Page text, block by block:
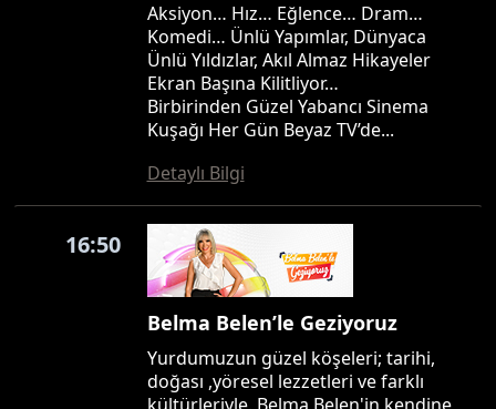
Aksiyon… Hız… Eğlence… Dram…
Komedi… Ünlü Yapımlar, Dünyaca
Ünlü Yıldızlar, Akıl Almaz Hikayeler
Ekran Başına Kilitliyor…
Birbirinden Güzel Yabancı Sinema
Kuşağı Her Gün Beyaz TV’de...
Detaylı Bilgi
16:50
Belma Belen’le Geziyoruz
Yurdumuzun güzel köşeleri; tarihi,
doğası ,yöresel lezzetleri ve farklı